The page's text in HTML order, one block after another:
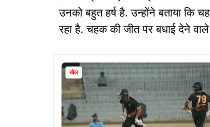
उनको बहुत हर्ष है. उन्होंने बताया कि
रहा है. चहक की जीत पर बधाई देने वाले
खेल